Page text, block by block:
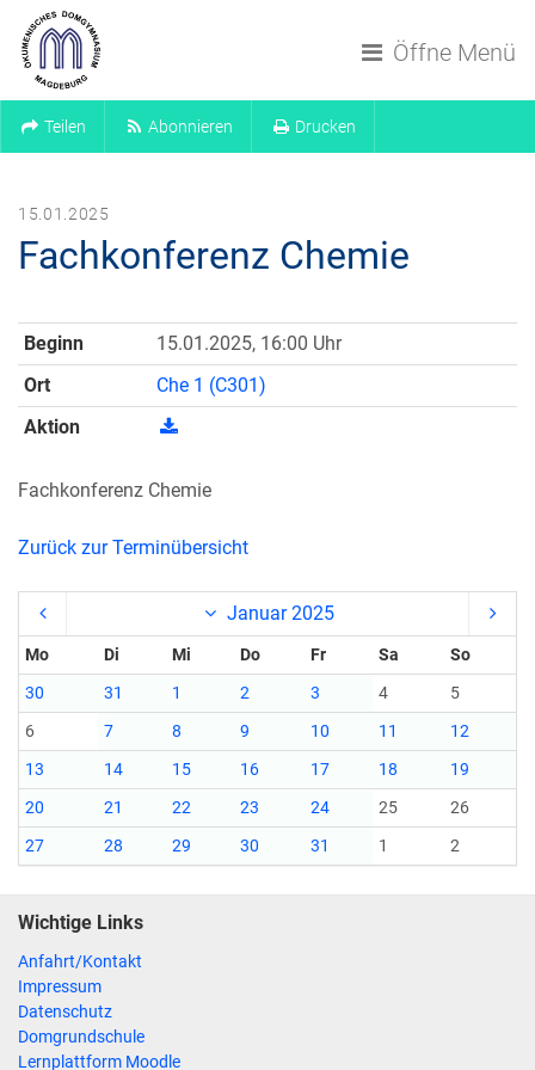
Öffne Menü
Teilen Abonnieren Drucken
15.01.2025
Fachkonferenz Chemie
Beginn
15.01.2025, 16:00 Uhr
Ort
Che 1 (C301)
Aktion
Fachkonferenz Chemie
Zurück zur Terminübersicht
Januar 2025
Mo Di Mi Do Fr Sa
So
30
31 1 2 3 4
5
6
7 8 9 10 11
12
13
14 15 16 17 18
19
20
21 22 23 24 25
26
27
28 29 30 31 1 2
Wichtige Links
Anfahrt/Kontakt
Impressum
Datenschutz
Domgrundschule
Lernplattform Moodle